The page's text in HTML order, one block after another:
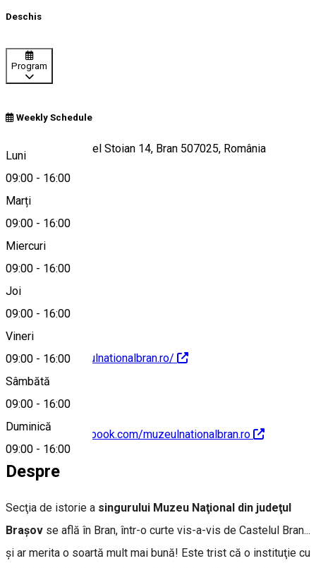
Deschis
Program
Weekly Schedule
Luni
09:00 - 16:00
Marți
09:00 - 16:00
Miercuri
09:00 - 16:00
Joi
09:00 - 16:00
Vineri
09:00 - 16:00
Sâmbătă
09:00 - 16:00
Duminică
09:00 - 16:00
Strada Doctor Aurel Stoian 14, Bran 507025, România
Hartă
http://www.muzeulnationalbran.ro/
https://www.facebook.com/muzeulnationalbran.ro
Despre
Secţia de istorie a singurului Muzeu Naţional din judeţul
Braşov se află în Bran, într-o curte vis-a-vis de Castelul Bran...
şi ar merita o soartă mult mai bună! Este trist că o instituţie cu